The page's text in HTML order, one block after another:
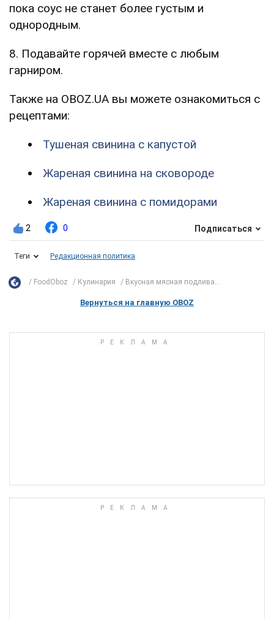
пока соус не станет более густым и
однородным.
8. Подавайте горячей вместе с любым
гарниром.
Также на OBOZ.UA вы можете ознакомиться с
рецептами:
Тушеная свинина с капустой
Жареная свинина на сковороде
Жареная свинина с помидорами
2 0 Подписаться
Теги Редакционная политика
FoodOboz Кулинария Вкусная мясная подлива...
Вернуться на главную OBOZ